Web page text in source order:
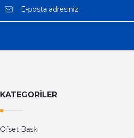
KATEGORİLER
Ofset Baskı